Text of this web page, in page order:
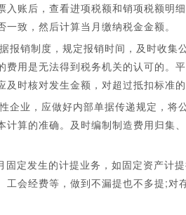
入账后，查看进项税额和销项税额明
致，然后计算当月缴纳税金金额。
报销制度，规定报销时间，及时收
费用是无法得到税务机关的认可的。
时核对发生金额，对超过抵扣标准的
企业，应做好内部单据传递规定，将
计算的准确。及时编制制造费用归集
定发生的计提业务，如固定资产计
工会经费等，做到不漏提也不多提;